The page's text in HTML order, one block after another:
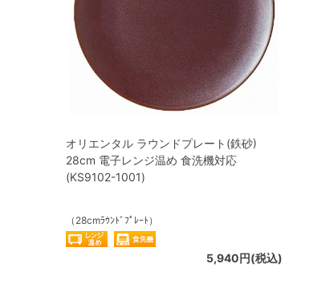
オリエンタル ラウンドプレート(鉄砂)
28cm 電子レンジ温め 食洗機対応
(KS9102-1001)
（28cmﾗｳﾝﾄﾞﾌﾟﾚｰﾄ）
5,940円(税込)